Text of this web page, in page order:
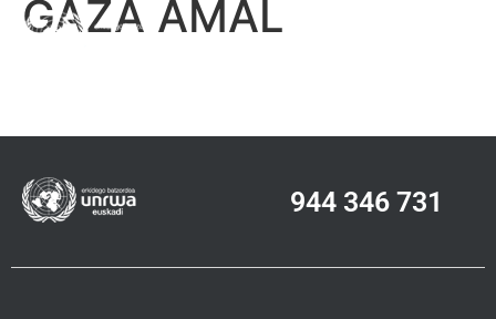
HAZ TU DONATIVO
GAZA AMAL
944 346 731